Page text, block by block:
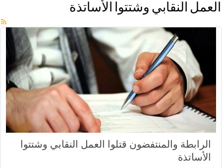
العمل النقابي وشتتوا الأساتذة
الرابطة والمنتفضون قتلوا العمل النقابي وشتتوا
الأساتذة